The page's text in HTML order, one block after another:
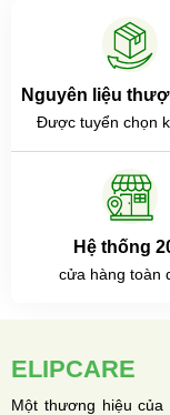
Nguyên liệu
Được tuyển chọn
Hệ thống
cửa hàng toàn
ELIPCARE
Một thương hiệu